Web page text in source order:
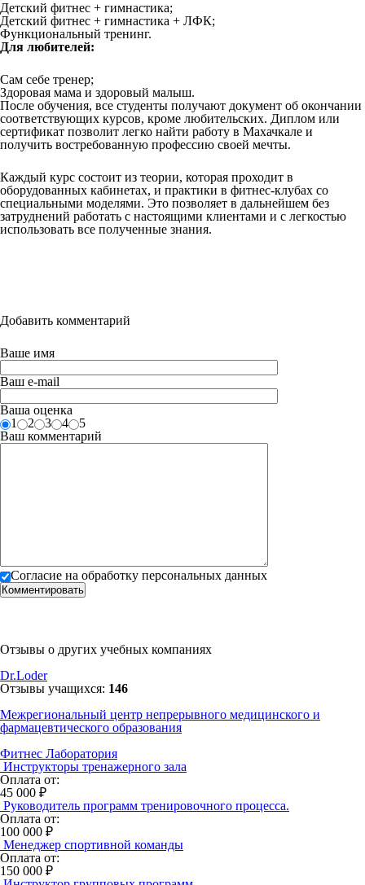
Детский фитнес + гимнастика;
Детский фитнес + гимнастика + ЛФК;
Функциональный тренинг.
Для любителей:
Сам себе тренер;
Здоровая мама и здоровый малыш.
После обучения, все студенты получают документ об окончании
соответствующих курсов, кроме любительских. Диплом или
сертификат позволит легко найти работу в Махачкале и
получить востребованную профессию своей мечты.
Каждый курс состоит из теории, которая проходит в
оборудованных кабинетах, и практики в фитнес-клубах со
специальными моделями. Это позволяет в дальнейшем без
затруднений работать с настоящими клиентами и с легкостью
использовать все полученные знания.
Добавить комментарий
Ваше имя
Ваш e-mail
Ваша оценка
1
2 3 4
5
Ваш комментарий
Согласие на обработку персональных данных
Отзывы о других учебных компаниях
Dr.Loder
Отзывы учащихся: 146
Межрегиональный центр непрерывного медицинского и
фармацевтического образования
Фитнес Лаборатория
Инструкторы тренажерного зала
Оплата от:
45 000 ₽
Руководитель программ тренировочного процесса.
Оплата от:
100 000 ₽
Менеджер спортивной команды
Оплата от:
150 000 ₽